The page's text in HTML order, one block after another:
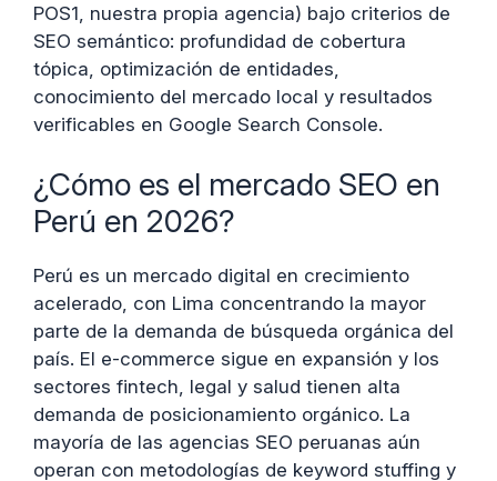
POS1, nuestra propia agencia) bajo criterios de
SEO semántico: profundidad de cobertura
tópica, optimización de entidades,
conocimiento del mercado local y resultados
verificables en Google Search Console.
¿Cómo es el mercado SEO en
Perú en 2026?
Perú es un mercado digital en crecimiento
acelerado, con Lima concentrando la mayor
parte de la demanda de búsqueda orgánica del
país. El e-commerce sigue en expansión y los
sectores fintech, legal y salud tienen alta
demanda de posicionamiento orgánico. La
mayoría de las agencias SEO peruanas aún
operan con metodologías de keyword stuffing y